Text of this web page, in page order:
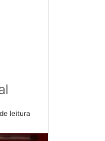
leitura